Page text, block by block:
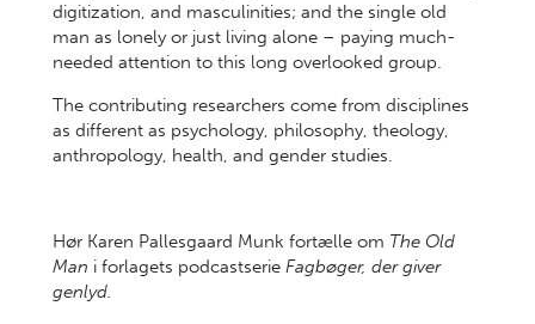
digitization, and masculinities; and the single old
man as lonely or just living alone – paying much-
needed attention to this long overlooked group.
The contributing researchers come from disciplines
as different as psychology, philosophy, theology,
anthropology, health, and gender studies.
Hør Karen Pallesgaard Munk fortælle om The Old
Man i forlagets podcastserie Fagbøger, der giver
genlyd.